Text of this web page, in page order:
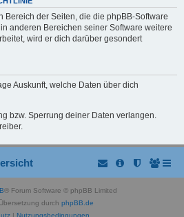
Bereich der Seiten, die die phpBB-Software
anderen Bereichen seiner Software weitere
wird er dich darüber gesondert
Auskunft, welche Daten über dich
bzw. Sperrung deiner Daten verlangen.
® Forum Software © phpBB Limited
durch phpBB.de
| Nutzungsbedingungen